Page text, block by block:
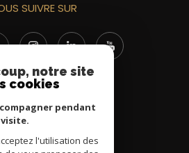
SUIVRE SUR
ADHÉRENTS
notre site
cookies
pendant
l'utilisation des